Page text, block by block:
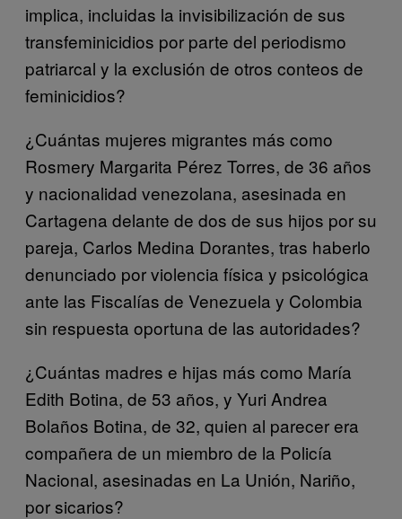
implica, incluidas la invisibilización de sus
transfeminicidios por parte del periodismo
patriarcal y la exclusión de otros conteos de
feminicidios?
¿Cuántas mujeres migrantes más como
Rosmery Margarita Pérez Torres, de 36 años
y nacionalidad venezolana, asesinada en
Cartagena delante de dos de sus hijos por su
pareja, Carlos Medina Dorantes, tras haberlo
denunciado por violencia física y psicológica
ante las Fiscalías de Venezuela y Colombia
sin respuesta oportuna de las autoridades?
¿Cuántas madres e hijas más como María
Edith Botina, de 53 años, y Yuri Andrea
Bolaños Botina, de 32, quien al parecer era
compañera de un miembro de la Policía
Nacional, asesinadas en La Unión, Nariño,
por sicarios?